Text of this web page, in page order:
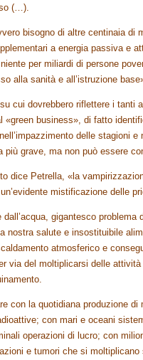
(…).
bisogno di altre centinaia di
a energia passiva e
per miliardi di persone
alla sanità e all’istruzione
cui dovrebbero riflettere i tanti
«green business», di fatto
delle stagioni
più grave, ma non può essere
dice Petrella, «la
mistificazione delle
dall’acqua, gigantesco
nostra salute e insostituibile
atmosferico e
via del moltiplicarsi delle
con la quotidiana produzione
con mari e oceani
operazioni di lucro; con
e tumori che si